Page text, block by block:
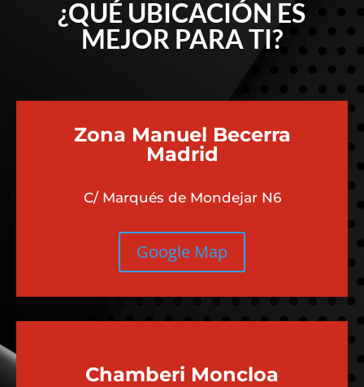
¿QUÉ UBICACIÓN ES
MEJOR PARA TI?
Zona Manuel Becerra
Madrid
C/ Marqués de Mondejar N6
Google Map
Chamberi Moncloa